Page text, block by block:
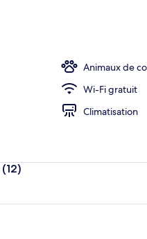
Animaux de
Wi-Fi gratuit
Climatisation
(12)